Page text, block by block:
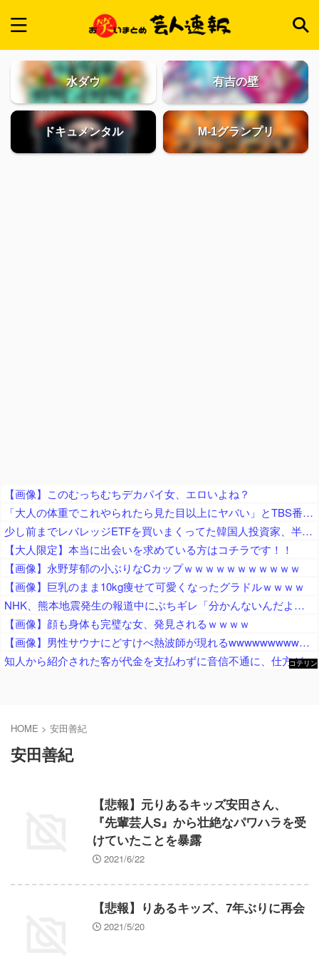
水ダウ 有吉の壁
ドキュメンタル M-1グランプリ
【画像】このむっちむちデカパイ女、エロいよね？
「大人の体重でこれやられたら見た目以上にヤバい」とTBS番組で起きた”放送事故”に視聴者騒然、仕掛けたやつもずっとヘラヘラしてるだけで……
少し前までレバレッジETFを買いまくってた韓国人投資家、半導体株が下落局面に突入したと判断した途端に……
【大人限定】本当に出会いを求めている方はコチラです！！
【画像】永野芽郁の小ぶりなCカップｗｗｗｗｗｗｗｗｗｗｗ
【画像】巨乳のまま10kg痩せて可愛くなったグラドルｗｗｗｗ
NHK、熊本地震発生の報道中にぶちギレ「分かんないんだよ！」「情報が無いんだって！」「しーっ！しーっ！」視聴者ドン引き
【画像】顔も身体も完璧な女、発見されるｗｗｗｗ
【画像】男性サウナにどすけべ熱波師が現れるwwwwwwwwwwwwwwwwwwwwwww
知人から紹介された客が代金を支払わずに音信不通に、仕方がないので客の自宅まで行ってみると……
コテリン
HOME > 安田善紀
安田善紀
【悲報】元りあるキッズ安田さん、
『先輩芸人S』から壮絶なパワハラを受
けていたことを暴露
2021/6/22
【悲報】りあるキッズ、7年ぶりに再会
2021/5/20